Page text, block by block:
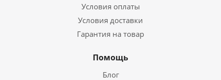
Условия оплаты
Условия доставки
Гарантия на товар
Помощь
Блог